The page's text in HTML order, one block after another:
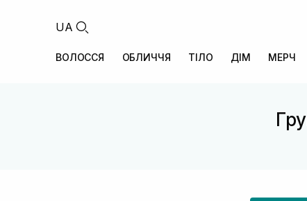
UA
ВОЛОССЯ ОБЛИЧЧЯ ТІЛО ДІМ МЕРЧ